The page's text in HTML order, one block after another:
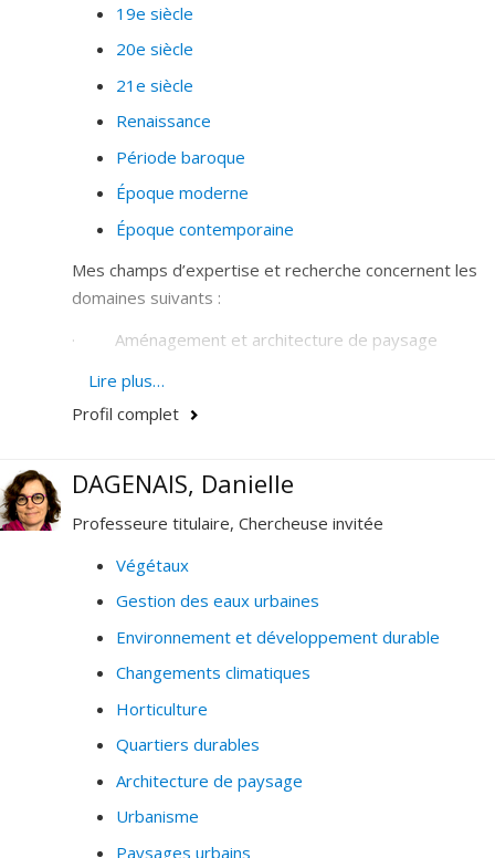
19e siècle
20e siècle
21e siècle
Renaissance
Période baroque
Époque moderne
Époque contemporaine
Mes champs d’expertise et recherche concernent les
domaines suivants :
· Aménagement et architecture de paysage
· Conservation et restauration des paysages
aménagés
· Espaces publics
· Histoire et théorie des places, jardins, squares et
parcs urbains
· Paysages culturels et urbains
· Patrimoine urbain
· Urbanisme tactique et occupation transitoire
· Gestion des parcs urbains
· Planification stratégique
Lire plus…
Profil complet
DAGENAIS, Danielle
Professeure titulaire, Chercheuse invitée
Végétaux
Gestion des eaux urbaines
Environnement et développement durable
Changements climatiques
Horticulture
Quartiers durables
Architecture de paysage
Urbanisme
Paysages urbains